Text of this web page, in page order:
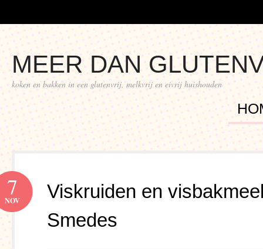
MEER DAN
koken en bakken in een glutenvrij, melkvrij en eivrij huishouden
Viskruiden en
Smedes
7
NOV